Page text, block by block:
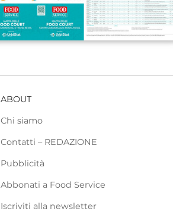
ABOUT
Chi siamo
Contatti – REDAZIONE
Pubblicità
Abbonati a Food Service
Iscriviti alla newsletter